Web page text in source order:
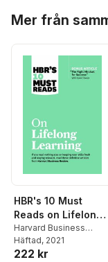
Mer från
HBR's 10 Must
Reads on Lifelong
Learning (with
bonus article "The
Right Mindset for
Harvard Business
Review ,Carol Dweck
Marcus Buckingham
Häftad, 2021
222 kr